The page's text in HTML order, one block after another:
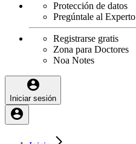
Protección de datos
Pregúntale al Experto
Registrarse gratis
Zona para Doctores
Noa Notes
Iniciar sesión